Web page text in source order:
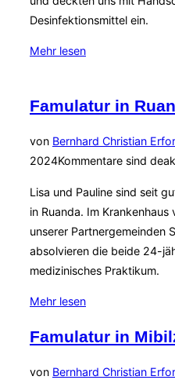
Desinfektionsmittel ein.
Mehr über
Hospital
lesen
Famulatur in
von Bernhard Christian
2024Kommentare sind
Lisa und Pauline sind seit
in Ruanda. Im
unserer Partnergemeinden
absolvieren die beide 24-
medizinisches Praktikum.
Mehr über
in
lesen
Famulatur in
von Bernhard Christian